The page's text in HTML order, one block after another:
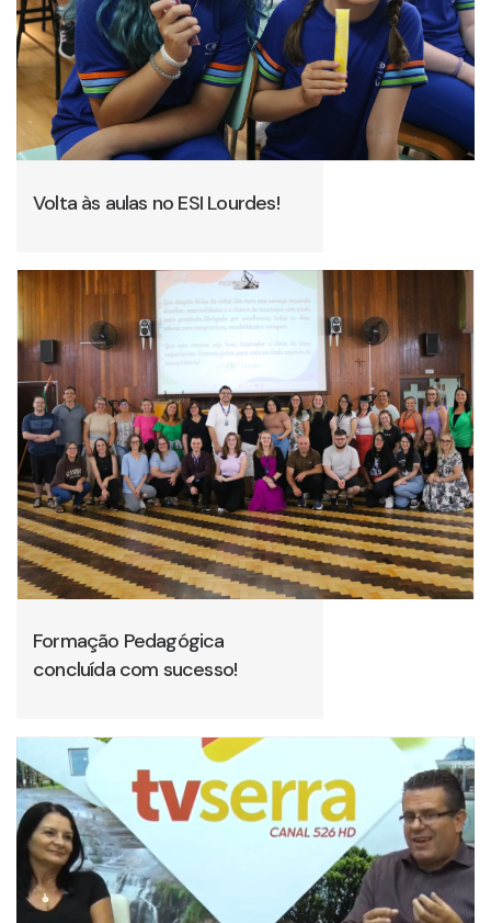
Volta às aulas no ESI Lourdes!
Formação Pedagógica
concluída com sucesso!